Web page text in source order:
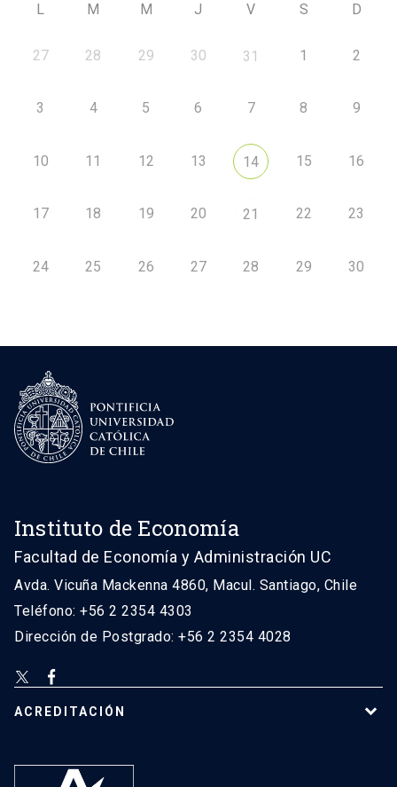
L M M J V S D
27 28 29 30 31 1 2
3 4 5 6 7 8 9
10 11 12 13 14 15 16
17 18 19 20 21 22 23
24 25 26 27 28 29 30
Instituto de Economía
Facultad de Economía y Administración UC
Avda. Vicuña Mackenna 4860, Macul. Santiago, Chile
Teléfono: +56 2 2354 4303
Dirección de Postgrado: +56 2 2354 4028
ACREDITACIÓN